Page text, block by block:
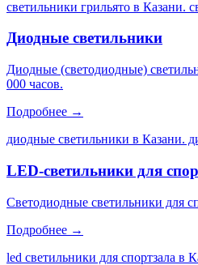
светильники грильято в Казани.
Диодные светильники
Диодные (светодиодные)
000 часов.
Подробнее →
диодные светильники в Казани.
LED-светильники для
Светодиодные светильники для
Подробнее →
led светильники для спортзала в